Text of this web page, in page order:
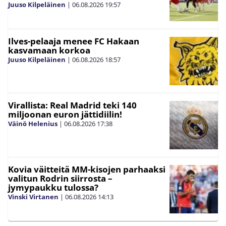
Juuso Kilpeläinen | 06.08.2026 19:57
Ilves-pelaaja menee FC Hakaan
kasvamaan korkoa
Juuso Kilpeläinen | 06.08.2026 18:57
Virallista: Real Madrid teki 140
miljoonan euron jättidiilin!
Väinö Helenius | 06.08.2026 17:38
Kovia väitteitä MM-kisojen parhaaksi
valitun Rodrin siirrosta –
jymypaukku tulossa?
Vinski Virtanen | 06.08.2026 14:13